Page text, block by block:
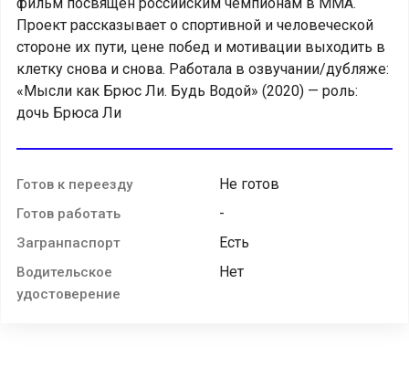
Проект рассказывает о спортивной и человеческой
стороне их пути, цене побед и мотивации выходить в
клетку снова и снова. Работала в озвучании/дубляже:
«Мысли как Брюс Ли. Будь Водой» (2020) — роль:
дочь Брюса Ли
Готов к переезду Не готов
Готов работать -
Загранпаспорт Есть
Водительское
удостоверение
Нет